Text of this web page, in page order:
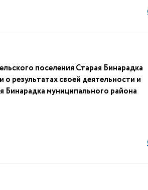
поселения Старая Бинарадка
результатах своей деятельности и
Бинарадка муниципального района